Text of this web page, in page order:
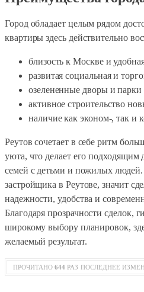
Город обладает целым рядом
квартиры здесь действительно
близость к Москве и
развитая социальная и
озелененные дворы и парки
активное строительство
наличие как эконом-, так и
Реутов сочетает в себе ритм
уюта, что делает его подходящим
семей с детьми и пожилых людей.
застройщика в Реутове, значит
надежности, удобства и
Благодаря прозрачности сделок,
широкому выбору планировок,
желаемый результат.
ПРОЧИТАНО 644 РАЗ ПОСЛЕДНЕЕ